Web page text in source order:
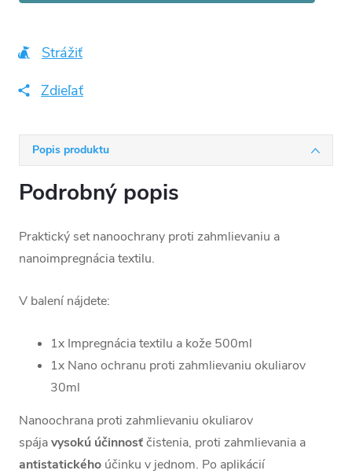
Strážiť
Zdieľať
Popis produktu
Podrobný popis
Praktický set nanoochrany proti zahmlievaniu a
nanoimpregnácia textilu.
V balení nájdete:
1x Impregnácia textilu a kože 500ml
1x Nano ochranu proti zahmlievaniu okuliarov
30ml
Nanoochrana proti zahmlievaniu okuliarov
spájavysokú účinnosťčistenia, proti zahmlievania a
antistatického účinku v jednom. Po aplikácií